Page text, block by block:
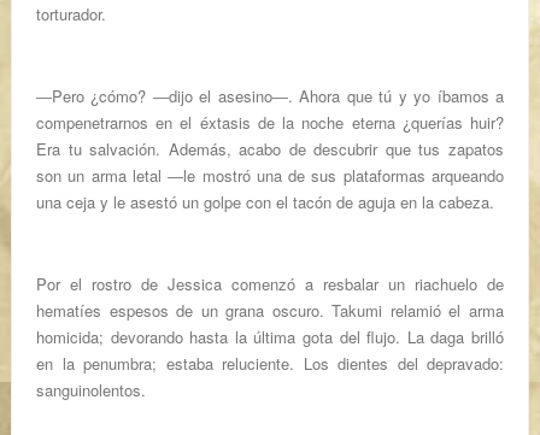
torturador.
―Pero ¿cómo? ―dijo el asesino―. Ahora que tú y yo íbamos a
compenetrarnos en el éxtasis de la noche eterna ¿querías huir?
Era tu salvación. Además, acabo de descubrir que tus zapatos
son un arma letal ―le mostró una de sus plataformas arqueando
una ceja y le asestó un golpe con el tacón de aguja en la cabeza.
Por el rostro de Jessica comenzó a resbalar un riachuelo de
hematíes espesos de un grana oscuro. Takumi relamió el arma
homicida; devorando hasta la última gota del flujo. La daga brilló
en la penumbra; estaba reluciente. Los dientes del depravado:
sanguinolentos.